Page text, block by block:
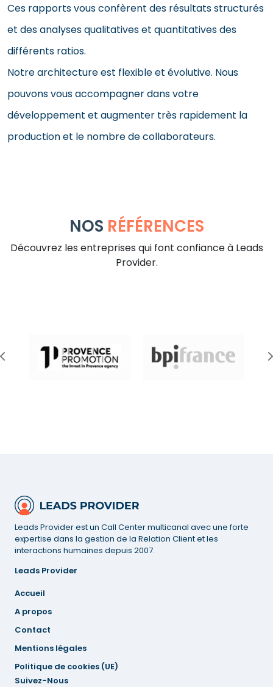
Ces rapports vous confèrent des résultats structurés
et des analyses qualitatives et quantitatives des
différents ratios.
Notre architecture est flexible et évolutive. Nous
pouvons vous accompagner dans votre
développement et augmenter très rapidement la
production et le nombre de collaborateurs.
NOS RÉFÉRENCES
Découvrez les entreprises qui font confiance à Leads
Provider.
Leads Provider est un Call Center multicanal avec une forte
expertise dans la gestion de la Relation Client et les
interactions humaines depuis 2007.
Leads Provider
Accueil
A propos
Contact
Mentions légales
Politique de cookies (UE)
Suivez-Nous